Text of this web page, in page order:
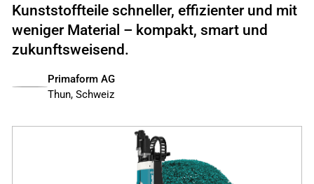
Kunststoffteile schneller, effizienter und mit
weniger Material – kompakt, smart und
zukunftsweisend.
Primaform AG
Thun, Schweiz